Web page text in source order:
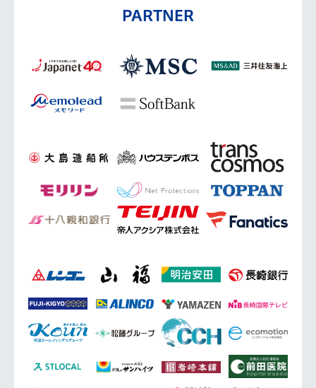
PARTNER